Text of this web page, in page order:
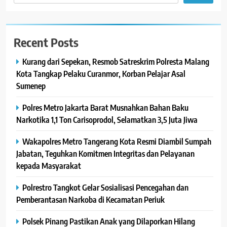
Recent Posts
Kurang dari Sepekan, Resmob Satreskrim Polresta Malang
Kota Tangkap Pelaku Curanmor, Korban Pelajar Asal
Sumenep
Polres Metro Jakarta Barat Musnahkan Bahan Baku
Narkotika 1,1 Ton Carisoprodol, Selamatkan 3,5 Juta Jiwa
Wakapolres Metro Tangerang Kota Resmi Diambil Sumpah
Jabatan, Teguhkan Komitmen Integritas dan Pelayanan
kepada Masyarakat
Polrestro Tangkot Gelar Sosialisasi Pencegahan dan
Pemberantasan Narkoba di Kecamatan Periuk
Polsek Pinang Pastikan Anak yang Dilaporkan Hilang